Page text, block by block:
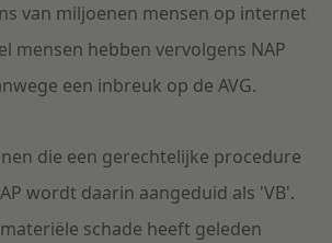
van miljoenen mensen op internet
mensen hebben vervolgens NAP
een inbreuk op de AVG.
die een gerechtelijke procedure
wordt daarin aangeduid als 'VB'.
schade heeft geleden